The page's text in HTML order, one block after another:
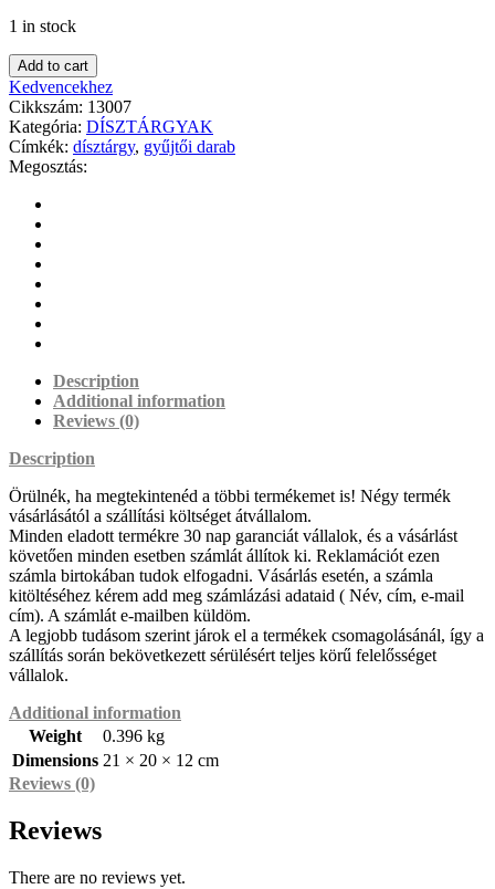
1 in stock
Add to cart
Kedvencekhez
Cikkszám: 13007
Kategória: DÍSZTÁRGYAK
Címkék: dísztárgy, gyűjtői darab
Megosztás:
Description
Additional information
Reviews (0)
Description
Örülnék, ha megtekintenéd a többi termékemet is! Négy termék
vásárlásától a szállítási költséget átvállalom.
Minden eladott termékre 30 nap garanciát vállalok, és a vásárlást
követően minden esetben számlát állítok ki. Reklamációt ezen
számla birtokában tudok elfogadni. Vásárlás esetén, a számla
kitöltéséhez kérem add meg számlázási adataid ( Név, cím, e-mail
cím). A számlát e-mailben küldöm.
A legjobb tudásom szerint járok el a termékek csomagolásánál, így a
szállítás során bekövetkezett sérülésért teljes körű felelősséget
vállalok.
Additional information
Weight
0.396 kg
Dimensions 21 × 20 × 12 cm
Reviews (0)
Reviews
There are no reviews yet.